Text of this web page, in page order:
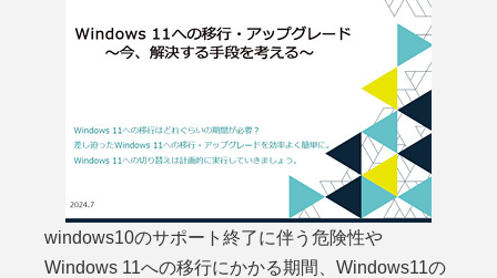
windows10のサポート終了に伴う危険性や
Windows 11への移行にかかる期間、Windows11の